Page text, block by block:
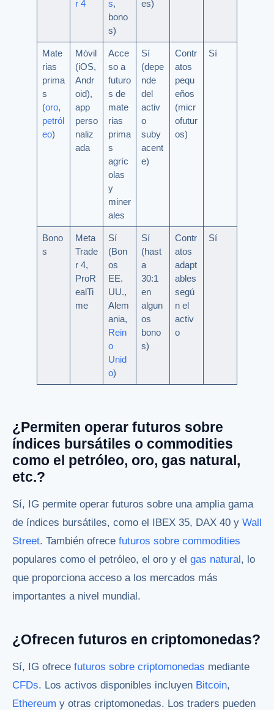
r 4
s,
bono
s)
es)
Mate
rias
prima
s
(oro,
petról
eo)
Móvil
(iOS,
Andr
oid),
app
perso
naliz
ada
Acce
so a
futuro
s de
mate
rias
prima
s
agríc
olas
y
miner
ales
Sí
(depe
nde
del
activ
o
suby
acent
e)
Contr
atos
pequ
eños
(micr
ofutur
os)
Sí
Bono
s
Meta
Trade
r 4,
ProR
ealTi
me
Sí
(Bon
os
EE.
UU.,
Alem
ania,
Rein
o
Unid
o)
Sí
(hast
a
30:1
en
algun
os
bono
s)
Contr
atos
adapt
ables
segú
n el
activ
o
Sí
¿Permiten operar futuros sobre
índices bursátiles o commodities
como el petróleo, oro, gas natural,
etc.?
Sí, IG permite operar futuros sobre una amplia gama
de índices bursátiles, como el IBEX 35, DAX 40 y Wall
Street. También ofrece futuros sobre commodities
populares como el petróleo, el oro y el gas natural, lo
que proporciona acceso a los mercados más
importantes a nivel mundial.
¿Ofrecen futuros en criptomonedas?
Sí, IG ofrece futuros sobre criptomonedas mediante
CFDs. Los activos disponibles incluyen Bitcoin,
Ethereum y otras criptomonedas. Los traders pueden